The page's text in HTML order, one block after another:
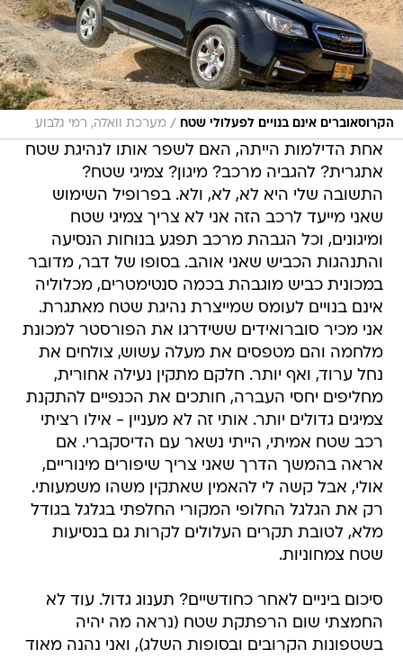
הקרוסאוברים אינם בנויים לפעלולי שטח / מערכת וואלה, רמי גלבוע
אחת הדילמות הייתה, האם לשפר אותו לנהיגת שטח
אתגרית? להגביה מרכב? מיגון? צמיגי שטח?
התשובה שלי היא לא, לא, ולא. בפרופיל השימוש
שאני מייעד לרכב הזה אני לא צריך צמיגי שטח
ומיגונים, וכל הגבהת מרכב תפגע בנוחות הנסיעה
והתנהגות הכביש שאני אוהב. בסופו של דבר, מדובר
במכונית כביש מוגבהת בכמה סנטימטרים, מכלוליה
אינם בנויים לעומס שמייצרת נהיגת שטח מאתגרת.
אני מכיר סוברואידים ששידרגו את הפורסטר למכונת
מלחמה והם מטפסים את מעלה עשוש, צולחים את
נחל ערוד, ואף יותר. חלקם מתקין נעילה אחורית,
מחליפים יחסי העברה, חותכים את הכנפיים להתקנת
צמיגים גדולים יותר. אותי זה לא מעניין - אילו רציתי
רכב שטח אמיתי, הייתי נשאר עם הדיסקברי. אם
אראה בהמשך הדרך שאני צריך שיפורים מינוריים,
אולי, אבל קשה לי להאמין שאתקין משהו משמעותי.
רק את הגלגל החלופי המקורי החלפתי בגלגל בגודל
מלא, לטובת תקרים העלולים לקרות גם בנסיעות
שטח צמחוניות.
סיכום ביניים לאחר כחודשיים? תענוג גדול. עוד לא
החמצתי שום הרפתקת שטח (נראה מה יהיה
בשטפונות הקרובים ובסופות השלג), ואני נהנה מאוד